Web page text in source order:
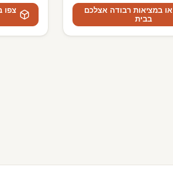
צפו ב3D או במציאות רבודה אצלכם
בבית